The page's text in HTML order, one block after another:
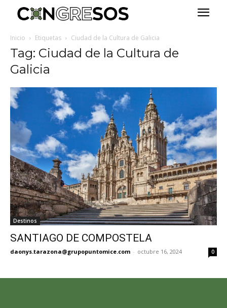
Inicio Etiquetas Ciudad de la Cultura de Galicia
Tag: Ciudad de la Cultura de
Galicia
Destinos
SANTIAGO DE COMPOSTELA
daonys.tarazona@grupopuntomice.com - octubre 16, 2024 0